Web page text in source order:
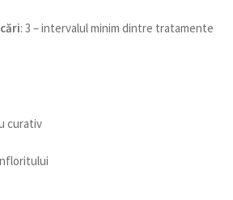
: 3 – intervalul minim dintre tratamente
curativ